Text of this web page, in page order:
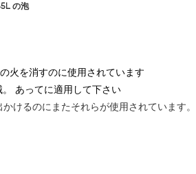
の泡
火を消すのに使用されています
あってに適用して下さい
けるのにまたそれらが使用されています。